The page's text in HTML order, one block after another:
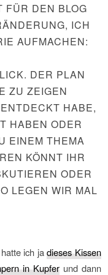
FÜR DEN BLOG
ICH
AUFMACHEN:
DER PLAN
ZU ZEIGEN
HABE,
HABEN ODER
EINEM THEMA
KÖNNT IHR D
ODER A
WIR MAL L
hatte ich jadieses Kissen
in Kupferund dann